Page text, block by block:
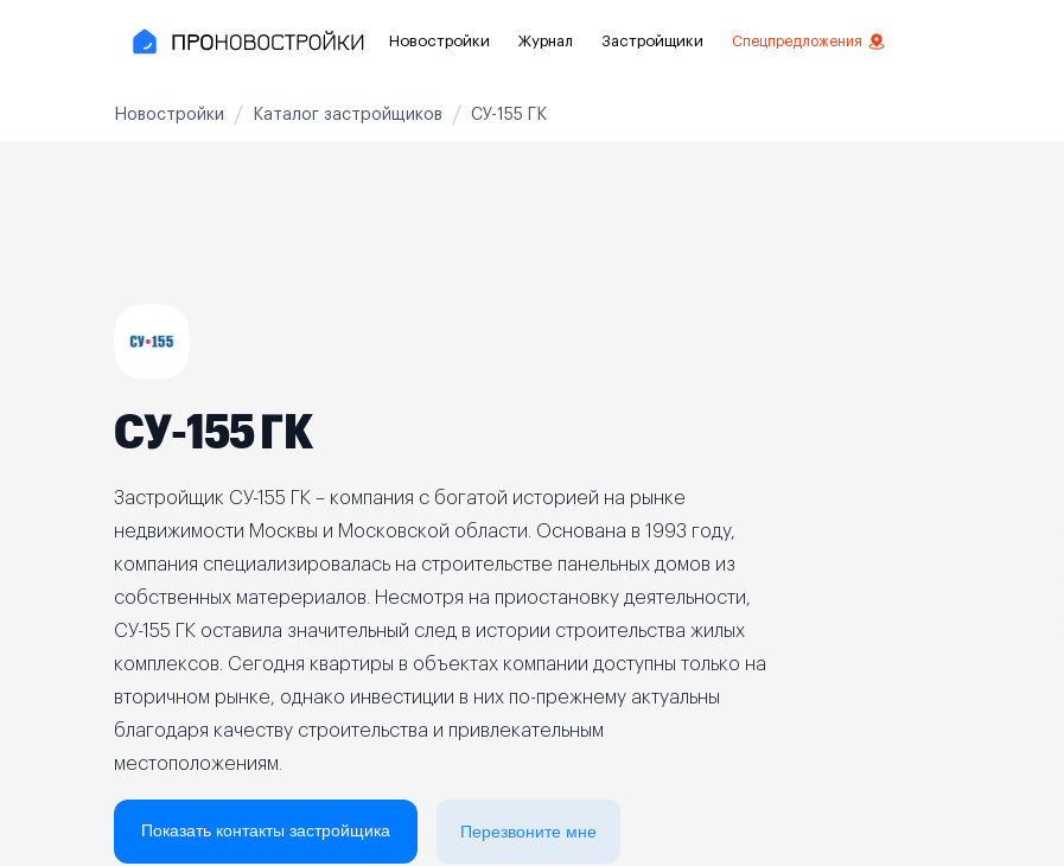
Новостройки
Рядом с МЦК
На карте
Реклама на сайте
Журнал Застройщики Спецпредложения
Новостройки Каталог застройщиков СУ-155 ГК
СУ-155 ГК
Застройщик СУ-155 ГК – компания с богатой историей на рынке
недвижимости Москвы и Московской области. Основана в 1993 году,
компания специализировалась на строительстве панельных домов из
собственных матерериалов. Несмотря на приостановку деятельности,
СУ-155 ГК оставила значительный след в истории строительства жилых
комплексов. Сегодня квартиры в объектах компании доступны только на
вторичном рынке, однако инвестиции в них по-прежнему актуальны
благодаря качеству строительства и привлекательным
местоположениям.
Показать контакты застройщика Перезвоните мне